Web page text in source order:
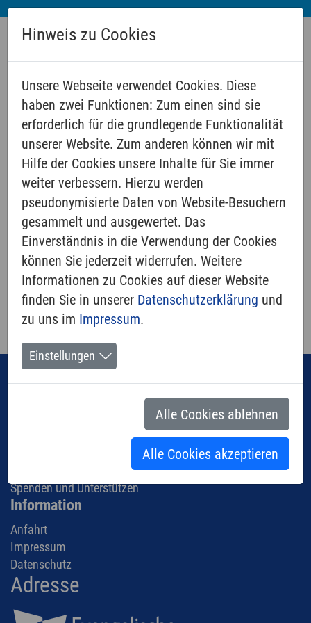
SPENDEN UND UNTERSTÜTZEN
Kirchengemeinde
Mitmachen und Engagieren
Spenden und Unterstützen
Information
Anfahrt
Impressum
Datenschutz
Adresse
Hinweis zu Cookies
Unsere Webseite verwendet Cookies. Diese
haben zwei Funktionen: Zum einen sind sie
erforderlich für die grundlegende Funktionalität
unserer Website. Zum anderen können wir mit
Hilfe der Cookies unsere Inhalte für Sie immer
weiter verbessern. Hierzu werden
pseudonymisierte Daten von Website-Besuchern
gesammelt und ausgewertet. Das
Einverständnis in die Verwendung der Cookies
können Sie jederzeit widerrufen. Weitere
Informationen zu Cookies auf dieser Website
finden Sie in unserer Datenschutzerklärung und
zu uns im Impressum.
Einstellungen
Alle Cookies ablehnen
Alle Cookies akzeptieren